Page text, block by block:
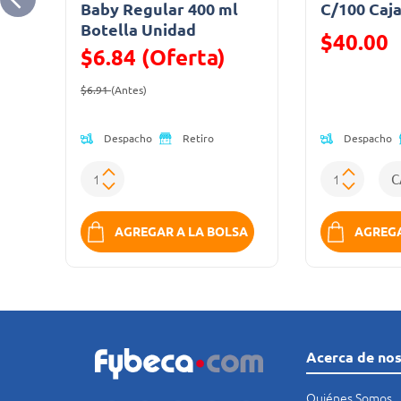
Baby Regular 400 ml
Botella Unidad
$6.84 (Oferta)
Precio reducido de
$6.91(Antes)
Despacho Retiro
AGREGAR A LA BOLSA
C/100 Caja
Precio
$40.00
Despacho
Acerca de
Quiénes Somos